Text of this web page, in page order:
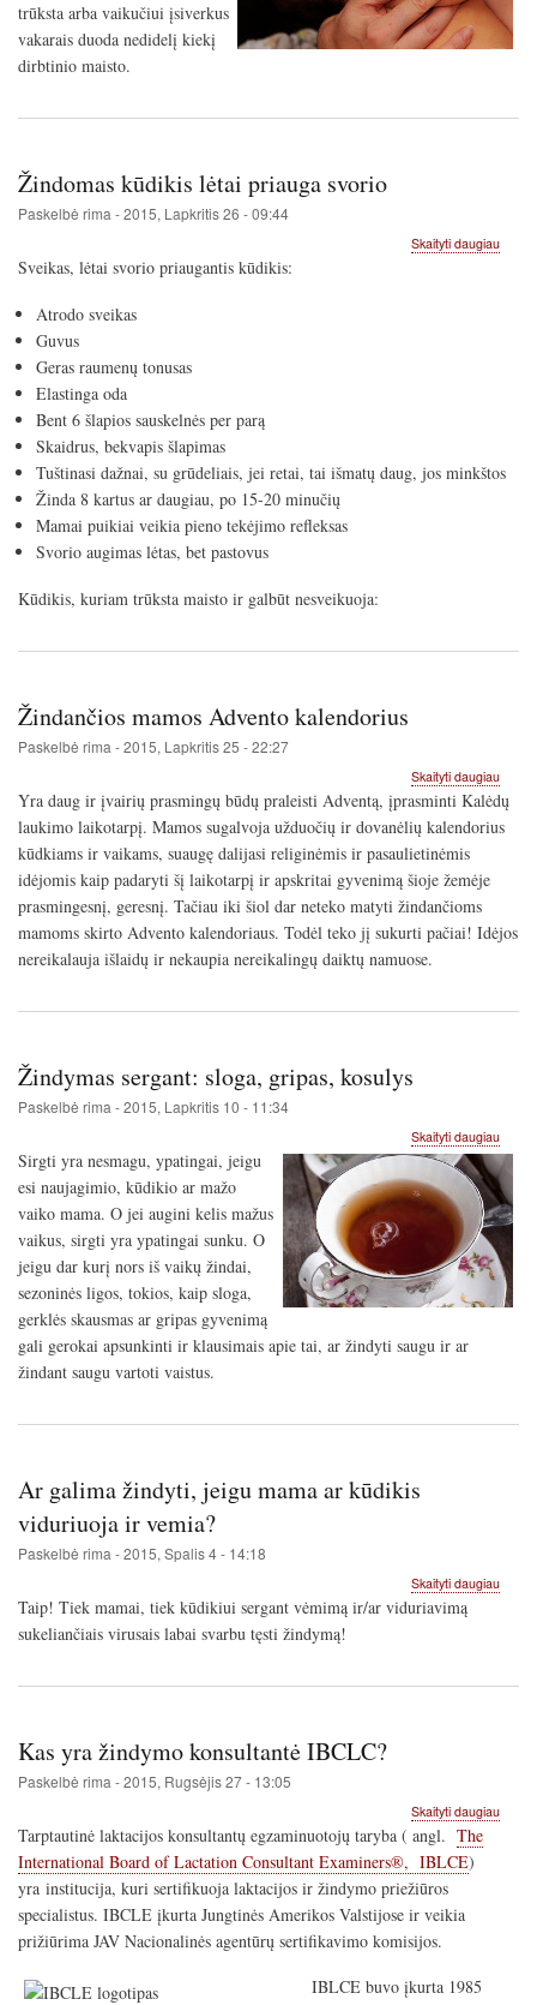
trūksta arba vaikučiui įsiverkus
vakarais duoda nedidelį kiekį
dirbtinio maisto.
Žindomas kūdikis lėtai priauga svorio
Paskelbė rima -2015, Lapkritis 26 - 09:44
Skaityti daugiauapie
Sveikas, lėtai svorio priaugantis kūdikis:
Atrodo sveikas
Guvus
Geras raumenų tonusas
Elastinga oda
Bent 6 šlapios sauskelnės per parą
Skaidrus, bekvapis šlapimas
Tuštinasi dažnai, su grūdeliais, jei retai, tai išmatų daug, jos minkštos
Žinda 8 kartus ar daugiau, po 15-20 minučių
Mamai puikiai veikia pieno tekėjimo refleksas
Svorio augimas lėtas, bet pastovus
Kūdikis, kuriam trūksta maisto ir galbūt nesveikuoja:
Žindančios mamos Advento kalendorius
Paskelbė rima -2015, Lapkritis 25 - 22:27
Skaityti daugiauapie
Yra daug ir įvairių prasmingų būdų praleisti Adventą, įprasminti Kalėdų
laukimo laikotarpį. Mamos sugalvoja užduočių ir dovanėlių kalendorius
kūdkiams ir vaikams, suaugę dalijasi religinėmis ir pasaulietinėmis
idėjomis kaip padaryti šį laikotarpį ir apskritai gyvenimą šioje žemėje
prasmingesnį, geresnį. Tačiau iki šiol dar neteko matyti žindančioms
mamoms skirto Advento kalendoriaus. Todėl teko jį sukurti pačiai! Idėjos
nereikalauja išlaidų ir nekaupia nereikalingų daiktų namuose.
Žindymas sergant: sloga, gripas, kosulys
Paskelbė rima -2015, Lapkritis 10 - 11:34
Skaityti daugiauapie
sloga,
gripas,
Sirgti yra nesmagu, ypatingai, jeigu
esi naujagimio, kūdikio ar mažo
vaiko mama. O jei augini kelis mažus
vaikus, sirgti yra ypatingai sunku. O
jeigu dar kurį nors iš vaikų žindai,
sezoninės ligos, tokios, kaip sloga,
gerklės skausmas ar gripas gyvenimą
gali gerokai apsunkinti ir klausimais apie tai, ar žindyti saugu ir ar
žindant saugu vartoti vaistus.
Ar galima žindyti, jeigu mama ar kūdikis
viduriuoja ir vemia?
Paskelbė rima -2015, Spalis 4 - 14:18
Skaityti daugiauapie
mama
Taip! Tiek mamai, tiek kūdikiui sergant vėmimą ir/ar viduriavimą
sukeliančiais virusais labai svarbu tęsti žindymą!
Kas yra žindymo konsultantė IBCLC?
Paskelbė rima -2015, Rugsėjis 27 - 13:05
Skaityti daugiauapie
Tarptautinė laktacijos konsultantų egzaminuotojų taryba ( angl. The
International Board of Lactation Consultant Examiners®, IBLCE)
yra institucija, kuri sertifikuoja laktacijos ir žindymo priežiūros
specialistus. IBCLE įkurta Jungtinės Amerikos Valstijose ir veikia
prižiūrima JAV Nacionalinės agentūrų sertifikavimo komisijos.
IBLCE buvo įkurta 1985